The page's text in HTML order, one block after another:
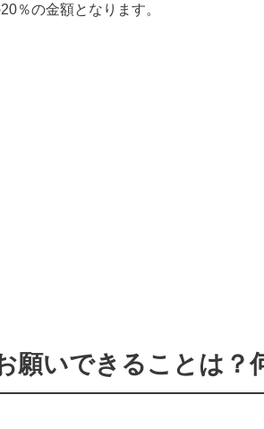
％の金額となります。
願いできることは？